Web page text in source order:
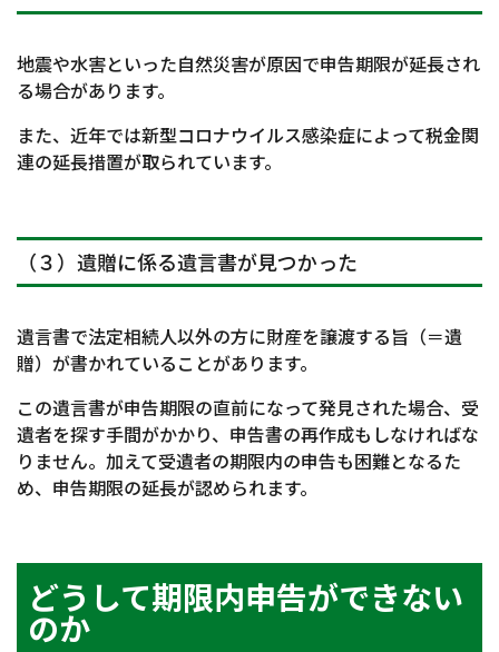
地震や水害といった自然災害が原因で申告期限が延長され
る場合があります。
また、近年では新型コロナウイルス感染症によって税金関
連の延長措置が取られています。
（３）遺贈に係る遺言書が見つかった
遺言書で法定相続人以外の方に財産を譲渡する旨（＝遺
贈）が書かれていることがあります。
この遺言書が申告期限の直前になって発見された場合、受
遺者を探す手間がかかり、申告書の再作成もしなければな
りません。加えて受遺者の期限内の申告も困難となるた
め、申告期限の延長が認められます。
どうして期限内申告ができない
のか